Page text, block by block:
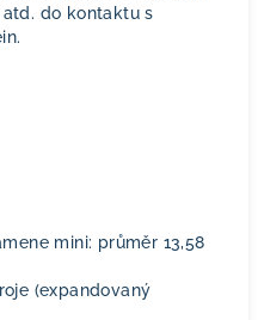
do kontaktu s
mini: průměr 13,58
(expandovaný